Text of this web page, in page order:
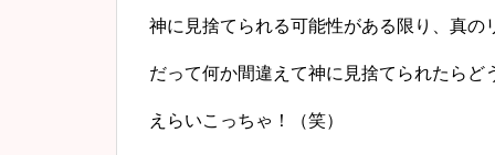
神に見捨てられる可能性がある限り、真の
だって何か間違えて神に見捨てられたらど
えらいこっちゃ！（笑）